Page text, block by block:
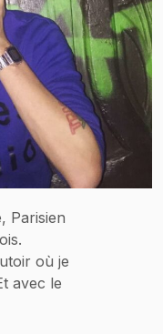
Parisien
où je
avec le